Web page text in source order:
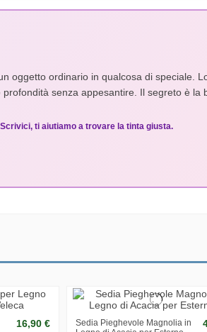
Agita o mescola bene il colore con un
(Matt o Glossy) nel colore più simile alla
per garantire una buona densità di particelle.
oggetto ordinario in qualcosa di
senza appesantire. Il segreto è
ti aiutiamo a trovare la tinta giusta.
16,90 €
Sedia Pieghevole Magnolia in